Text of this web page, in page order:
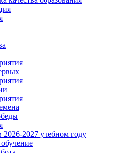
2026-2027 учебном году